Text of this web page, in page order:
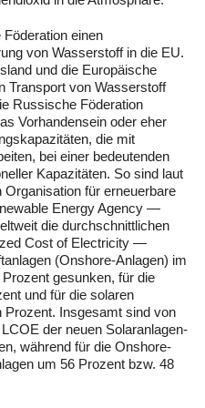
einen
von Wasserstoff in die EU.
und die Europäische
Transport von Wasserstoff
Russische Föderation
Vorhandensein oder eher
die mit
bei einer bedeutenden
Kapazitäten. So sind laut
für erneuerbare
Energy Agency —
die durchschnittlichen
Cost of Electricity —
(Onshore-Anlagen) im
gesunken, für die
und für die solaren
Prozent. Insgesamt sind von
der neuen Solaranlagen-
während für die Onshore-
um 56 Prozent bzw. 48